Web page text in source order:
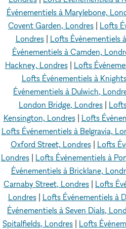
Événementiels à Marylebone,
Covent Garden, Londres
Lofts
Londres| Lofts Événementiels
Événementiels à Camden,
Hackney, Londres| Lofts
Lofts Événementiels à
Événementiels à Dulwich,
London Bridge, Londres
Kensington, Londres| Lofts
Lofts Événementiels à Belgravia,
Oxford Street, Londres| Lofts
Londres
Lofts Événementiels à
Événementiels à Bricklane,
Carnaby Street, Londres
Lofts
Londres| Lofts Événementiels à
Événementiels à Seven Dials,
Spitalfields, Londres
Lofts